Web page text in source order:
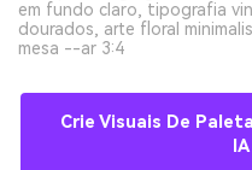
em fundo claro, tipografia
dourados, arte floral
mesa --ar 3:4
Crie Visuais De